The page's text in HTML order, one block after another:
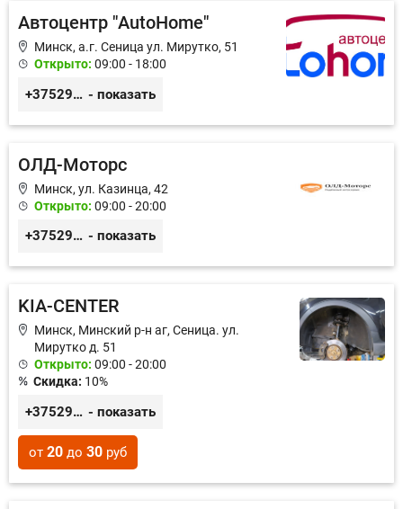
Автоцентр "AutoHome"
Минск, а.г. Сеница ул. Мирутко, 51
Открыто: 09:00 - 18:00
+375291514142 - показать
ОЛД-Моторс
Минск, ул. Казинца, 42
Открыто: 09:00 - 20:00
+375291402288 - показать
KIA-CENTER
Минск, Минский р-н аг, Сеница. ул.
Мирутко д. 51
Открыто: 09:00 - 20:00
Скидка: 10%
+375291554142 - показать
от 20 до 30 руб